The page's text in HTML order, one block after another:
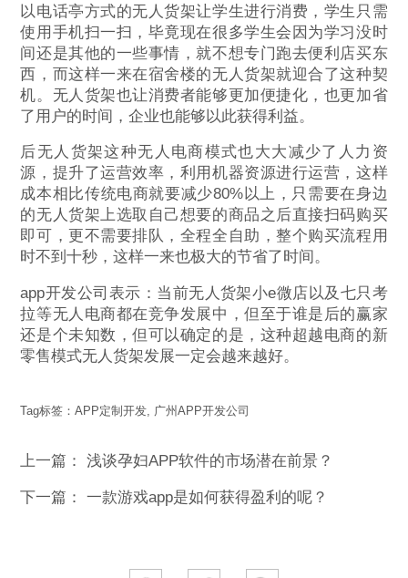
以电话亭方式的无人货架让学生进行消费，学生只需
使用手机扫一扫，毕竟现在很多学生会因为学习没时
间还是其他的一些事情，就不想专门跑去便利店买东
西，而这样一来在宿舍楼的无人货架就迎合了这种契
机。无人货架也让消费者能够更加便捷化，也更加省
了用户的时间，企业也能够以此获得利益。
后无人货架这种无人电商模式也大大减少了人力资
源，提升了运营效率，利用机器资源进行运营，这样
成本相比传统电商就要减少80%以上，只需要在身边
的无人货架上选取自己想要的商品之后直接扫码购买
即可，更不需要排队，全程全自助，整个购买流程用
时不到十秒，这样一来也极大的节省了时间。
app开发公司表示：当前无人货架小e微店以及七只考
拉等无人电商都在竞争发展中，但至于谁是后的赢家
还是个未知数，但可以确定的是，这种超越电商的新
零售模式无人货架发展一定会越来越好。
Tag标签：APP定制开发, 广州APP开发公司
上一篇：浅谈孕妇APP软件的市场潜在前景？
下一篇：一款游戏app是如何获得盈利的呢？